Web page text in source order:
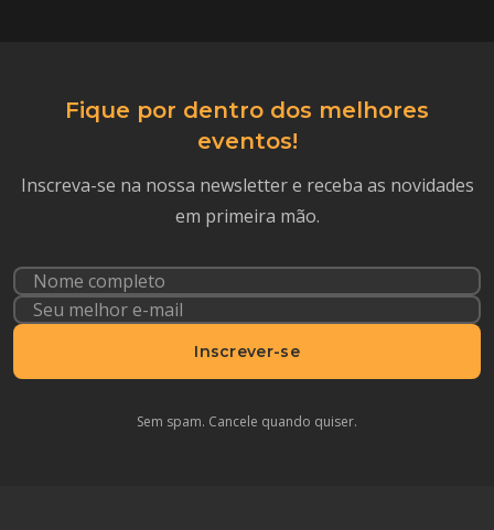
Fique por dentro dos melhores
eventos!
Inscreva-se na nossa newsletter e receba as novidades
em primeira mão.
Inscrever-se
Sem spam. Cancele quando quiser.